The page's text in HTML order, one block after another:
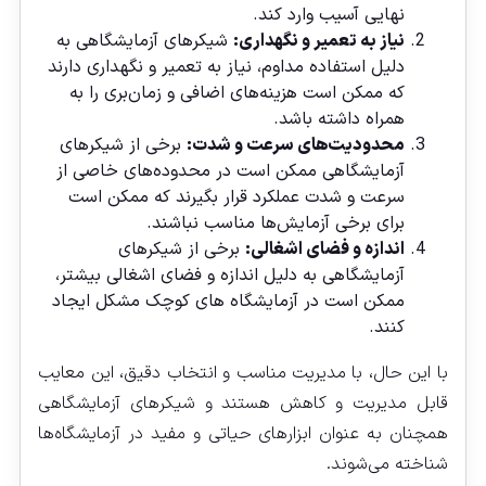
نهایی آسیب وارد کند.
نیاز به تعمیر و نگهداری: شیکرهای آزمایشگاهی به
دلیل استفاده مداوم، نیاز به تعمیر و نگهداری دارند
که ممکن است هزینه‌های اضافی و زمان‌بری را به
همراه داشته باشد.
محدودیت‌های سرعت و شدت: برخی از شیکرهای
آزمایشگاهی ممکن است در محدوده‌های خاصی از
سرعت و شدت عملکرد قرار بگیرند که ممکن است
برای برخی آزمایش‌ها مناسب نباشند.
اندازه و فضای اشغالی: برخی از شیکرهای
آزمایشگاهی به دلیل اندازه و فضای اشغالی بیشتر،
ممکن است در آزمایشگاه‌ های کوچک مشکل ایجاد
کنند.
با این حال، با مدیریت مناسب و انتخاب دقیق، این معایب
قابل مدیریت و کاهش هستند و شیکرهای آزمایشگاهی
همچنان به عنوان ابزارهای حیاتی و مفید در آزمایشگاه‌ها
شناخته می‌شوند.